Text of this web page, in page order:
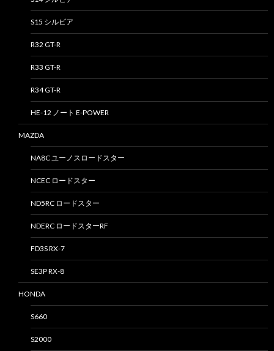
S15 シルビア
R32 GT-R
R33 GT-R
R34 GT-R
HE-12 ノート E-POWER
MAZDA
NA8C ユーノスロードスター
NCEC ロードスター
ND5RC ロードスター
NDERC ロードスターRF
FD3S RX-7
SE3P RX-8
HONDA
S660
S2000